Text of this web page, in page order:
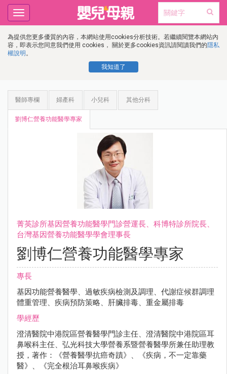
為提供您更多優質的內容，本網站使用cookies分析技術。若繼續閱覽本網站內
容，即表示您同意我們使用 cookies， 關於更多cookies資訊請閱讀我們的隱私
權說明 。
我知道了
Toggle
navigation
醫師專欄 婦產科 小兒科 其他分科
劉博仁營養功能醫學專家
菁英診所基因營養功能醫學門診營運長、科博特診所院長、
台灣基因營養功能醫學學會理事長
劉博仁營養功能醫學專家
專長
基因功能營養醫學、過敏疾病檢測及調理、代謝症候群調理
體重管理、疾病預防策略、肝臟排毒、重金屬排毒
學經歷
澄清醫院中港院區營養醫學門診主任、澄清醫院中港院區耳
鼻喉科主任、弘光科技大學營養系暨營養醫學所兼任助理教
授，著作：《營養醫學抗癌奇蹟》、《疾病，不一定靠藥
醫》、《完全根治耳鼻喉疾病》